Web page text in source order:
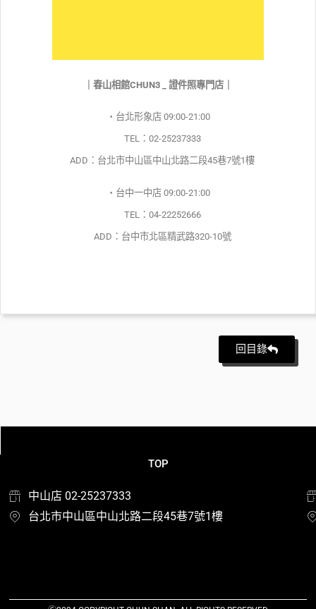
｜春山相館CHUN3 _ 證件照專門店｜
・台北形象店 09:00-21:00
TEL：02-25237333
ADD：台北市中山區中山北路二段45巷7號1樓
・台中一中店 09:00-21:00
TEL：04-22252666
ADD：台中市北區精武路320-10號
回目錄
TOP
中山店 02-25237333
台北市中山區中山北路二段45巷7號1樓